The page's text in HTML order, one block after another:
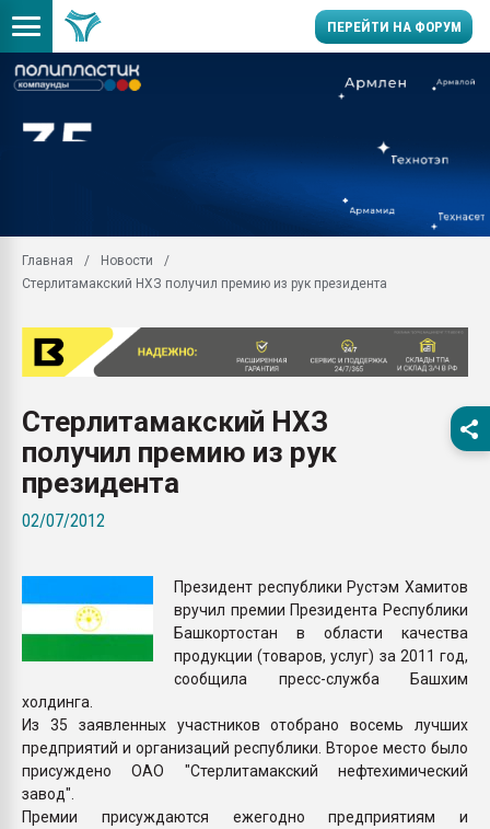
ПЕРЕЙТИ НА ФОРУМ
заводу пластмасс"
Подмосковье, Москва
28.07.2026
28.07.2026
ПЕРЕЙТИ НА
Главная
Новости
Стерлитамакский НХЗ получил премию из рук президента
Стерлитамакский НХЗ
получил премию из рук
президента
02/07/2012
Президент республики Рустэм Хамитов
вручил премии Президента Республики
Башкортостан в области качества
продукции (товаров, услуг) за 2011 год,
сообщила пресс-служба Башхим
холдинга.
Из 35 заявленных участников отобрано восемь лучших
предприятий и организаций республики. Второе место было
присуждено ОАО "Стерлитамакский нефтехимический
завод".
Премии присуждаются ежегодно предприятиям и